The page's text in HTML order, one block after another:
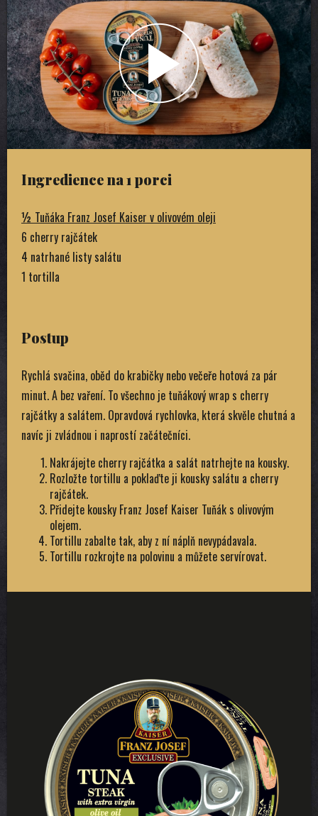
Ingredience na 1 porci
½ Tuňáka Franz Josef Kaiser v olivovém oleji
6 cherry rajčátek
4 natrhané listy salátu
1 tortilla
Postup
Rychlá svačina, oběd do krabičky nebo večeře hotová za pár
minut. A bez vaření. To všechno je tuňákový wrap s cherry
rajčátky a salátem. Opravdová rychlovka, která skvěle chutná a
navíc ji zvládnou i naprostí začátečníci.
Nakrájejte cherry rajčátka a salát natrhejte na kousky.
Rozložte tortillu a poklaďte ji kousky salátu a cherry
rajčátek.
Přidejte kousky Franz Josef Kaiser Tuňák s olivovým
olejem.
Tortillu zabalte tak, aby z ní náplň nevypádavala.
Tortillu rozkrojte na polovinu a můžete servírovat.